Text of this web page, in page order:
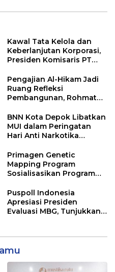
Kawal Tata Kelola dan
Keberlanjutan Korporasi,
Presiden Komisaris PT
Langkah Menuju Pasar
Global
Pengajian Al-Hikam Jadi
Ruang Refleksi
Pembangunan, Rohmat
Secara Utuh
BNN Kota Depok Libatkan
MUI dalam Peringatan
Hari Anti Narkotika
Rohmat Rospari:
Pencegahan Dimulai dari
Keluarga
Primagen Genetic
Mapping Program
Sosialisasikan Program
Pengembangan Minat,
Bakat dan Potensi Diri
Santri di Pondok
Puspoll Indonesia
Apresiasi Presiden
Evaluasi MBG, Tunjukkan